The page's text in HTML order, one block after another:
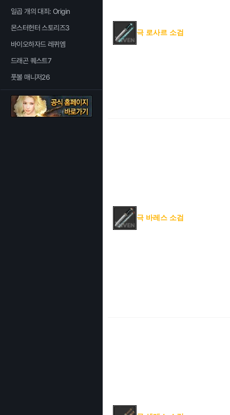
일곱 개의 대죄: Origin
몬스터헌터 스토리즈3
바이오하자드 레퀴엠
드래곤 퀘스트7
풋볼 매니저26
극 로사르 소검
극 바레스 소검